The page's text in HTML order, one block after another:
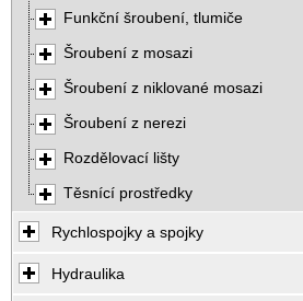
Funkční šroubení, tlumiče
Šroubení z mosazi
Šroubení z niklované mosazi
Šroubení z nerezi
Rozdělovací lišty
Těsnící prostředky
Rychlospojky a spojky
Hydraulika